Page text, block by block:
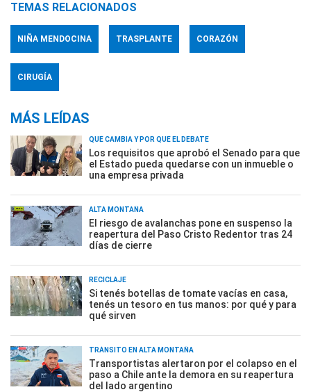
TEMAS RELACIONADOS
NIÑA MENDOCINA TRASPLANTE CORAZÓN
CIRUGÍA
MÁS LEÍDAS
QUÉ CAMBIA Y POR QUÉ EL DEBATE
Los requisitos que aprobó el Senado para que
el Estado pueda quedarse con un inmueble o
una empresa privada
ALTA MONTAÑA
El riesgo de avalanchas pone en suspenso la
reapertura del Paso Cristo Redentor tras 24
días de cierre
RECICLAJE
Si tenés botellas de tomate vacías en casa,
tenés un tesoro en tus manos: por qué y para
qué sirven
TRÁNSITO EN ALTA MONTAÑA
Transportistas alertaron por el colapso en el
paso a Chile ante la demora en su reapertura
del lado argentino